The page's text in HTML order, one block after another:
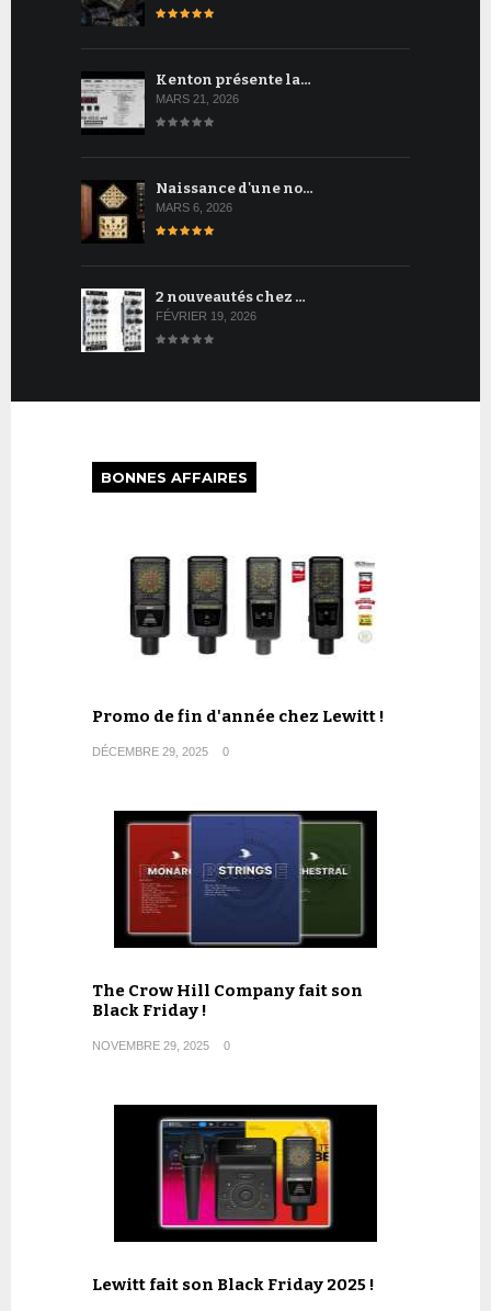
Kenton présente la…
MARS 21, 2026
Naissance d'une no…
MARS 6, 2026
2 nouveautés chez …
FÉVRIER 19, 2026
BONNES AFFAIRES
Promo de fin d'année chez Lewitt !
DÉCEMBRE 29, 2025 0
The Crow Hill Company fait son
Black Friday !
NOVEMBRE 29, 2025 0
Lewitt fait son Black Friday 2025 !